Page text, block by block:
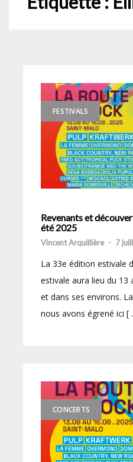
FESTIVALS
Revenants et
été 2025
Vincent Arquillière - 7
La 33e édition estivale
estivale aura lieu du 13
et dans ses environs.
nous avons égrené ici [
CONCERTS